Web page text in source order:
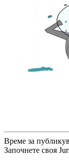
Време за
Започнете своя